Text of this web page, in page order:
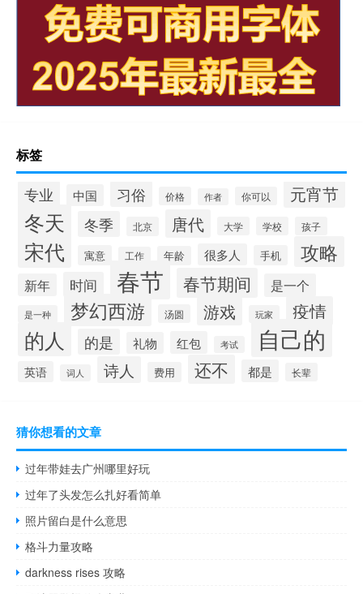
标签
专业 中国 习俗 价格 作者 你可以 元宵节
冬天 冬季 北京 唐代 大学 学校 孩子
宋代 寓意 工作 年龄 很多人 手机 攻略
新年 时间 春节 春节期间 是一个
是一种 梦幻西游 汤圆 游戏 玩家 疫情
的人 的是 礼物 红包 考试 自己的
英语 词人 诗人 费用 还不 都是 长辈
猜你想看的文章
过年带娃去广州哪里好玩
过年了头发怎么扎好看简单
照片留白是什么意思
格斗力量攻略
darkness rises 攻略